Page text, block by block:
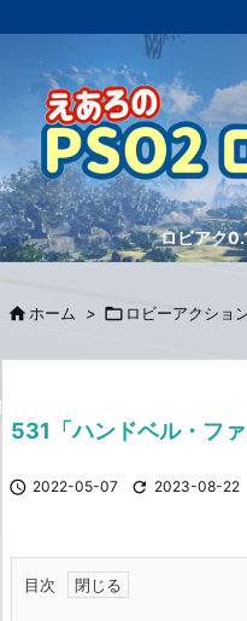
ロビアク
 ホーム >  ロビーアクショ
531「ハンドベル・ファ
 2022-05-07  2023-08-22
目次